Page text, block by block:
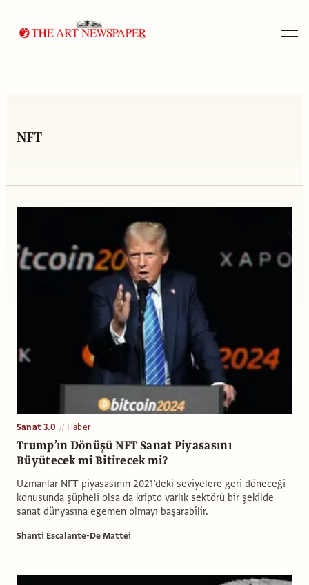
NFT
Sanat 3.0 Haber
Trump’ın Dönüşü NFT Sanat Piyasasını
Büyütecek mi Bitirecek mi?
Uzmanlar NFT piyasasının 2021’deki seviyelere geri döneceği
konusunda şüpheli olsa da kripto varlık sektörü bir şekilde
sanat dünyasına egemen olmayı başarabilir.
Shanti Escalante-De Mattei